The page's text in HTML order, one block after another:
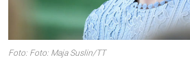
Foto: Foto: Maja Suslin/TT